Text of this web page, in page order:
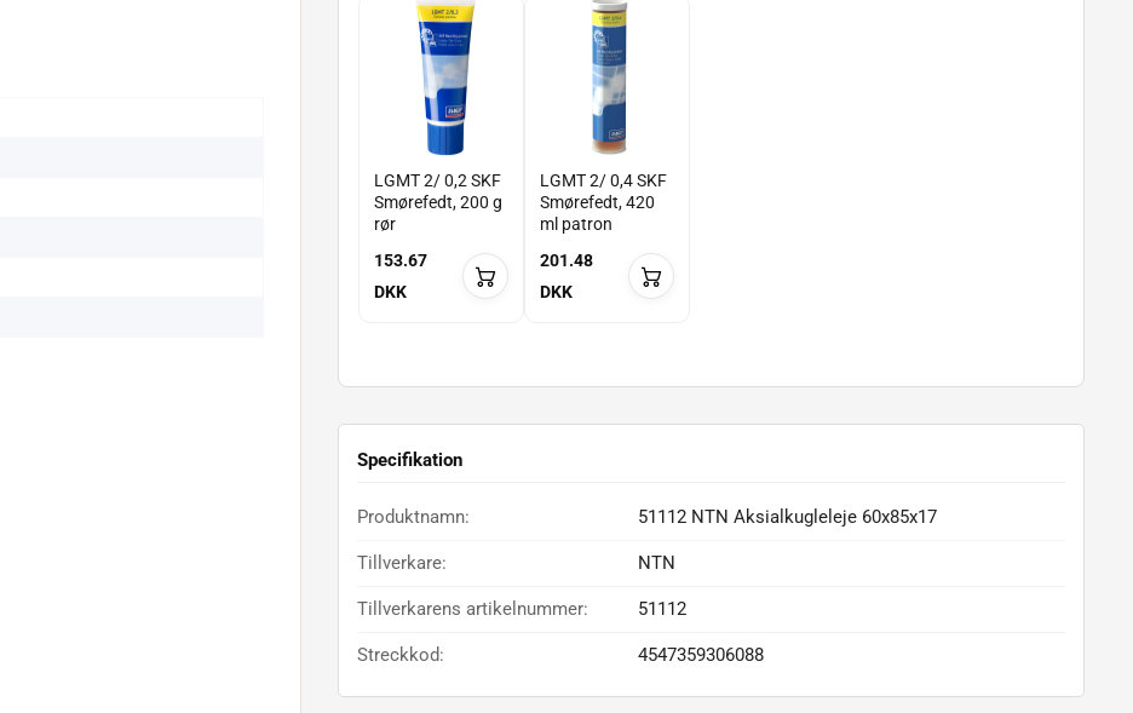
LGMT 2/ 0,2 SKF
Smørefedt, 200 g
rør
153.67
DKK
LGMT 2/ 0,4 SKF
Smørefedt, 420
ml patron
201.48
DKK
Specifikation
Produktnamn: 51112 NTN Aksialkugleleje 60x85x17
Tillverkare: NTN
Tillverkarens artikelnummer: 51112
Streckkod: 4547359306088